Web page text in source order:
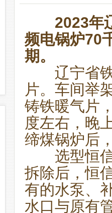
2023年辽
频电锅炉70
期。
辽宁省铁
片。车间举
铸铁暖气片
度左右，晚
缔煤锅炉后
选型恒信
拆除后，恒
有的水泵、
水口与原有